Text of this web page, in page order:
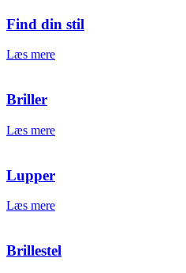
Find din stil
Læs mere
Briller
Læs mere
Lupper
Læs mere
Brillestel